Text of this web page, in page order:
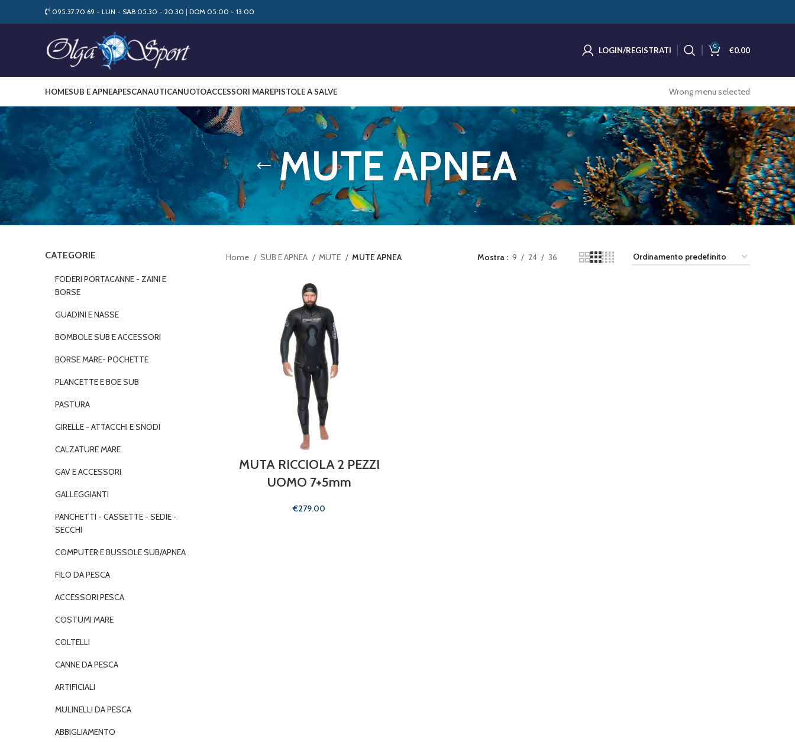
095.37.70.69 - LUN - SAB 05.30 - 20.30 | DOM 05.00 - 13.00
LOGIN/REGISTRATI 0 €0.00
HOMESUB E APNEAPESCANAUTICANUOTOACCESSORI MAREPISTOLE A SALVE Wrong menu selected
MUTE APNEA
CATEGORIE
FODERI PORTACANNE - ZAINI E
BORSE
GUADINI E NASSE
BOMBOLE SUB E ACCESSORI
BORSE MARE- POCHETTE
PLANCETTE E BOE SUB
PASTURA
GIRELLE - ATTACCHI E SNODI
CALZATURE MARE
GAV E ACCESSORI
GALLEGGIANTI
PANCHETTI - CASSETTE - SEDIE -
SECCHI
COMPUTER E BUSSOLE SUB/APNEA
FILO DA PESCA
ACCESSORI PESCA
COSTUMI MARE
COLTELLI
CANNE DA PESCA
ARTIFICIALI
MULINELLI DA PESCA
ABBIGLIAMENTO
Home SUB E APNEA MUTE MUTE APNEA Mostra 9 24 36
MUTA RICCIOLA 2 PEZZI
UOMO 7+5mm
€